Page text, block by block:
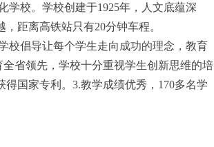
学校。学校创建于1925年，人文底蕴深
距离高铁站只有20分钟车程。
校倡导让每个学生走向成功的理念，教育
省领先，学校十分重视学生创新思维的培
国家专利。3.教学成绩优秀，170多名学